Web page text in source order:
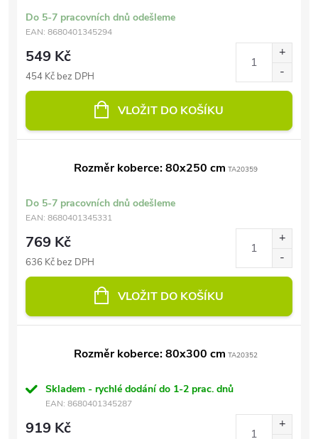
Do 5-7 pracovních dnů odešleme
EAN: 8680401345294
549 Kč
454 Kč bez DPH
VLOŽIT DO KOŠÍKU
Rozměr koberce: 80x250 cm TA20359
Do 5-7 pracovních dnů odešleme
EAN: 8680401345331
769 Kč
636 Kč bez DPH
VLOŽIT DO KOŠÍKU
Rozměr koberce: 80x300 cm TA20352
Skladem - rychlé dodání do 1-2 prac. dnů
EAN: 8680401345287
919 Kč